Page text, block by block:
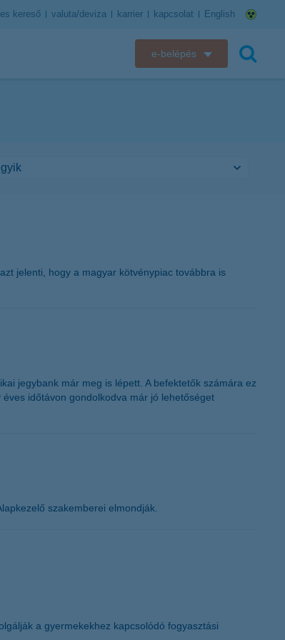
kereső valuta/deviza karrier kapcsolat English
e-belépés
jelenti, hogy a magyar kötvénypiac továbbra is
jegybank már meg is lépett. A befektetők számára ez
időtávon gondolkodva már jó lehetőséget
szakemberei elmondják.
a gyermekekhez kapcsolódó fogyasztási